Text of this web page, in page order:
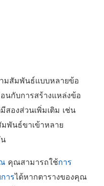
มสัมพันธ์แบบหลายข้อ
นกับการสร้างแหล่งข้อ
องส่วนเพิ่มเติม เช่น
พันธ์ขาเข้าหลาย
คุณสามารถใช้การ
ารได้หากตารางของคุณ